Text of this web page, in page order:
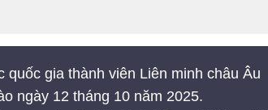
gia thành viên Liên minh châu Âu
ngày 12 tháng 10 năm 2025.